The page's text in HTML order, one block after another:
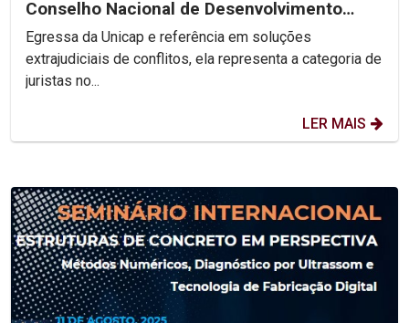
Conselho Nacional de Desenvolvimento
Social Sustentável
Egressa da Unicap e referência em soluções
extrajudiciais de conflitos, ela representa a categoria de
juristas no...
LER MAIS